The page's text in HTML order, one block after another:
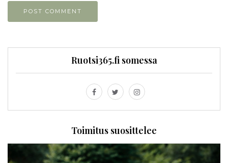
Ruotsi365.fi somessa
Toimitus suosittelee